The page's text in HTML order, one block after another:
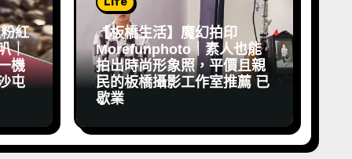
紅
｜
機
屯
【板橋生活】魔幻拍印
Morefunphoto｜素人也能
拍出時尚形象照，平價且親
民的板橋攝影工作室推薦 已
歇業